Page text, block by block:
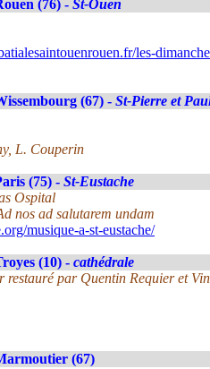
(76) - St-Ouen
les-
(67) - St-Pierre et
L. Couperin
(75) - St-Eustache
Ospital
nos ad salutarem undam
musique-a-st-eustache/
(10) - cathédrale
restauré par Quentin Requier et
(67)